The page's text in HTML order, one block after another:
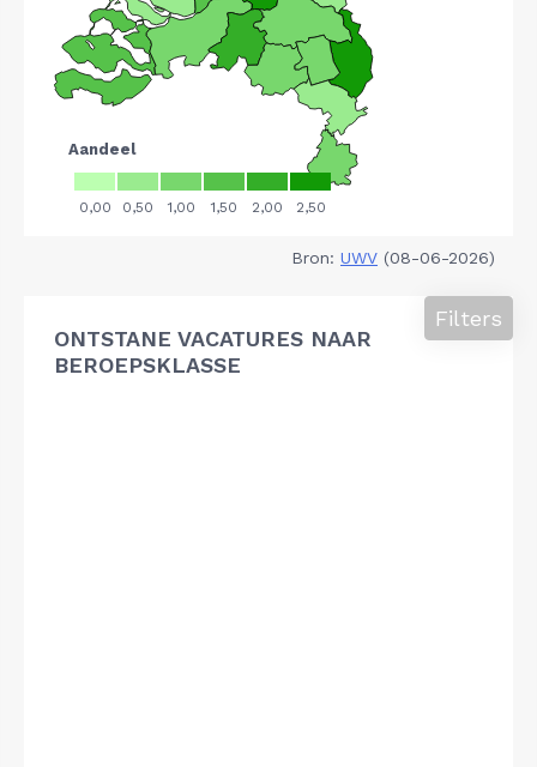
Bron: UWV (08-06-2026)
ONTSTANE VACATURES NAAR
BEROEPSKLASSE
Filters